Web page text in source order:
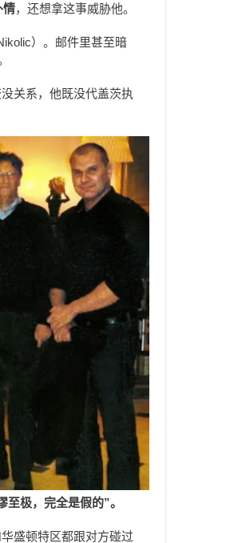
情，还想拿这事威胁他。
）。邮件里甚至暗
关系，他既没代盖茨执
极，完全是假的”。
盛顿特区都跟对方碰过